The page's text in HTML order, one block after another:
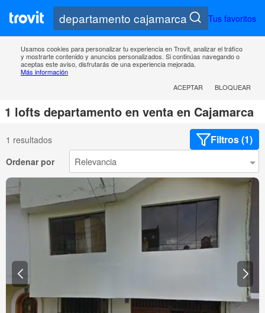
Tus favoritos
Usamos cookies para personalizar tu experiencia en Trovit, analizar el tráfico
y mostrarte contenido y anuncios personalizados. Si continúas navegando o
aceptas este aviso, disfrutarás de una experiencia mejorada.
Más información
ACEPTAR
BLOQUEAR
1 lofts departamento en venta en Cajamarca
1 resultados Filtros (1)
Ordenar por